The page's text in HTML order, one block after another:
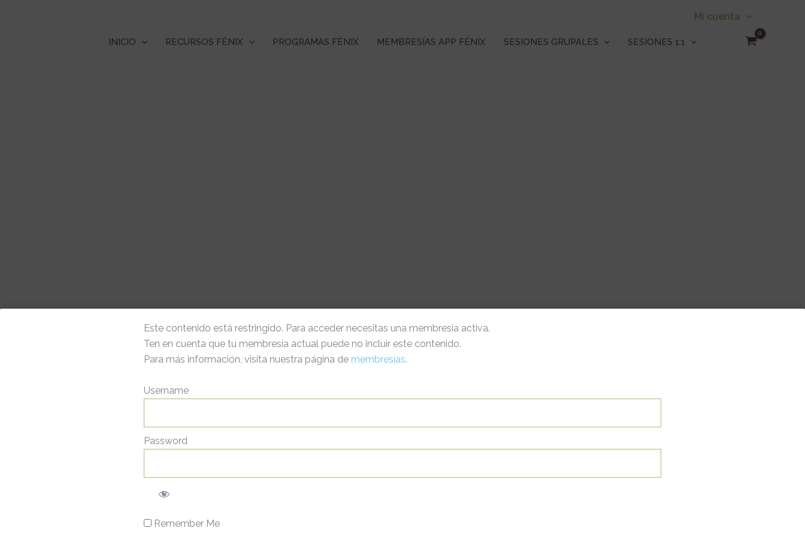
Mi cuenta
INICIO RECURSOS FÉNIX PROGRAMAS FÉNIX MEMBRESÍAS APP FÉNIX SESIONES GRUPALES SESIONES 1:1
Este contenido está restringido. Para acceder necesitas una membresía activa.
Ten en cuenta que tu membresía actual puede no incluir este contenido.
Para más información, visita nuestra página de membresías.
Username
Password
Remember Me